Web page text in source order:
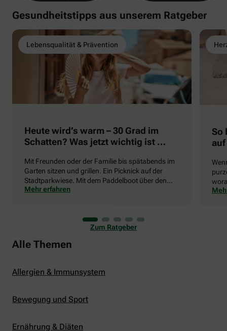
Gesundheitstipps aus unserem Ratgeber
Lebensqualität & Prävention
Heute wird’s warm – 30 Grad im
Schatten? Was jetzt wichtig ist …
Mit Freunden oder der Familie bis spätabends im
Garten sitzen und grillen. Ein Picknick auf der
Stadtparkwiese. Mit dem Paddelboot über den
See gleiten oder eine Radtour durch die blühende
er uns auch ganz schön zu schaffen. Wenn die
Temperaturen tagsüber auf mehr als 30 Grad
klettern und uns warme Tropennächte den Schlaf
rauben, sehnen wir uns oft nach einem
Mehr erfahren
So
die
Zum Ratgeber
Alle Themen
Allergien & Immunsystem
Bewegung und Sport
Ernährung & Diäten